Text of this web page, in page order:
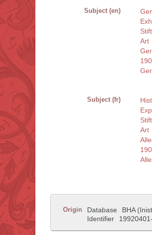
Subject (en)
Art
Subject (fr)
Art
Origin Database
BHA
Identifier